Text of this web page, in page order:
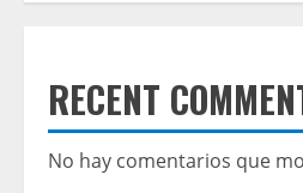
RECENT
No hay comentarios que